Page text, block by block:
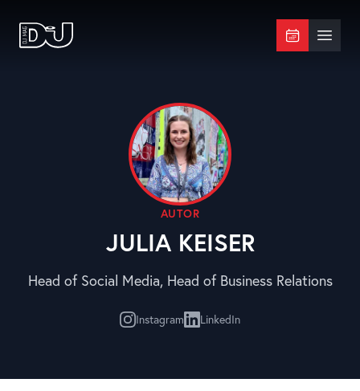
DJ Mag Germany Menü
AUTOR
JULIA KEISER
Head of Social Media, Head of Business Relations
Instagram LinkedIn